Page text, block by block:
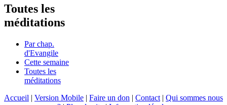
Toutes les
méditations
Par chap.
d'Evangile
Cette semaine
Toutes les
méditations
Accueil | Version Mobile | Faire un don | Contact | Qui sommes nous